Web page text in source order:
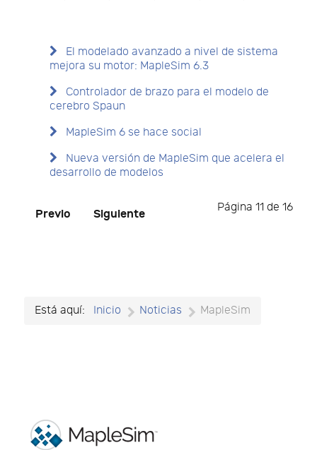
El modelado avanzado a nivel de sistema
mejora su motor: MapleSim 6.3
Controlador de brazo para el modelo de
cerebro Spaun
MapleSim 6 se hace social
Nueva versión de MapleSim que acelera el
desarrollo de modelos
Página 11 de 16
Previo Siguiente
Está aquí: Inicio Noticias MapleSim